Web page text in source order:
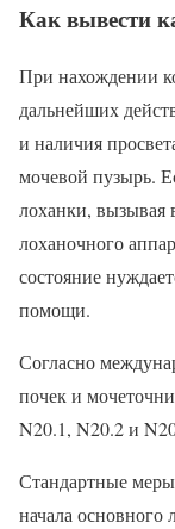
Как вывести
При нахождении
дальнейших
и наличия
мочевой пузырь.
лоханки, вызывая
лоханочного
состояние
помощи.
Согласно
почек и
N20.1, N20.2 и
Стандартные
начала основного